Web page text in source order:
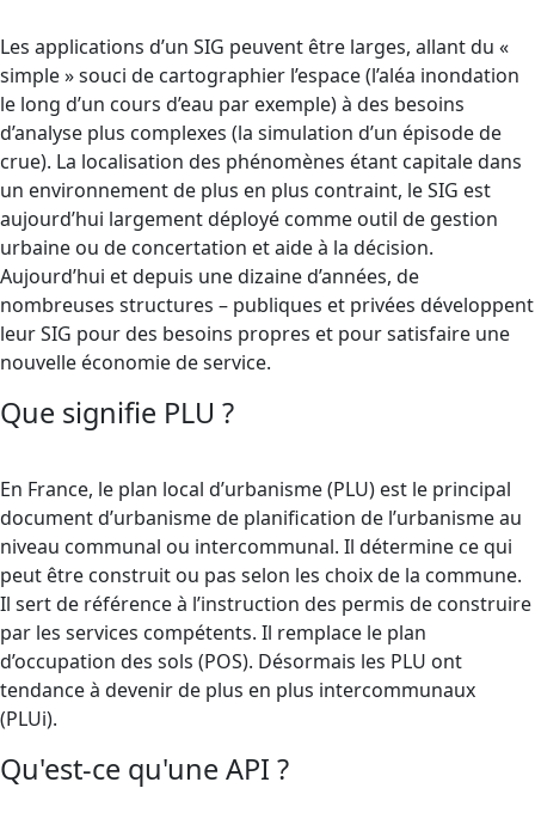
Les applications d’un SIG peuvent être larges, allant du «
simple » souci de cartographier l’espace (l’aléa inondation
le long d’un cours d’eau par exemple) à des besoins
d’analyse plus complexes (la simulation d’un épisode de
crue). La localisation des phénomènes étant capitale dans
un environnement de plus en plus contraint, le SIG est
aujourd’hui largement déployé comme outil de gestion
urbaine ou de concertation et aide à la décision.
Aujourd’hui et depuis une dizaine d’années, de
nombreuses structures – publiques et privées développent
leur SIG pour des besoins propres et pour satisfaire une
nouvelle économie de service.
Que signifie PLU ?
En France, le plan local d’urbanisme (PLU) est le principal
document d’urbanisme de planification de l’urbanisme au
niveau communal ou intercommunal. Il détermine ce qui
peut être construit ou pas selon les choix de la commune.
Il sert de référence à l’instruction des permis de construire
par les services compétents. Il remplace le plan
d’occupation des sols (POS). Désormais les PLU ont
tendance à devenir de plus en plus intercommunaux
(PLUi).
Qu'est-ce qu'une API ?